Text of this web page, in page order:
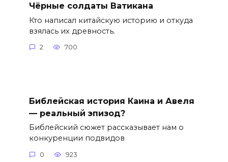
Чёрные солдаты Ватикана
Кто написал китайскую историю и откуда
взялась их древность.
2 700
Библейская история Каина и Авеля
— реальный эпизод?
Библейский сюжет рассказывает нам о
конкуренции подвидов
0 923